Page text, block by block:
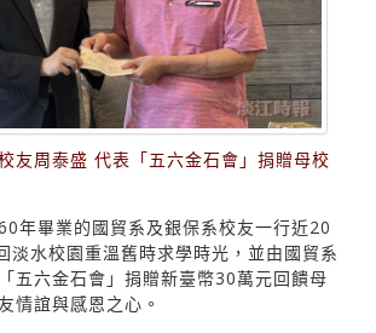
友周泰盛 代表「五六金石會」捐贈母校
年畢業的國貿系及銀保系校友一行近20
淡水校園重溫舊時求學時光，並由國貿系
五六金石會」捐贈新臺幣30萬元回饋母
情誼與感恩之心。